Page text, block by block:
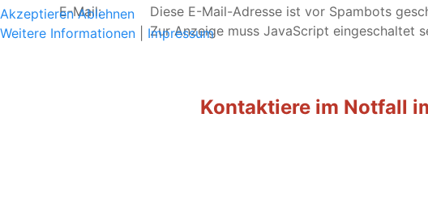
E-Mail:
Diese E-Mail-Adresse ist vor Spambots
Zur Anzeige muss JavaScript eingeschaltet
Kontaktiere im Notfall
Akzeptieren Ablehnen
Weitere Informationen
Impressum